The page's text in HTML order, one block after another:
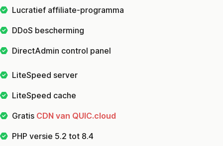
Lucratief affiliate-programma
DDoS bescherming
DirectAdmin control panel
LiteSpeed server
LiteSpeed cache
Gratis CDN van QUIC.cloud
PHP versie 5.2 tot 8.4